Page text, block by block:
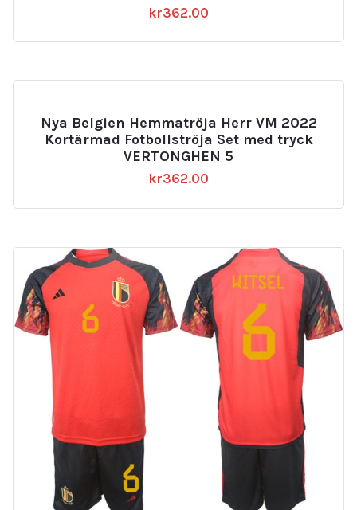
kr362.00
Nya Belgien Hemmatröja Herr VM 2022
Kortärmad Fotbollströja Set med tryck
VERTONGHEN 5